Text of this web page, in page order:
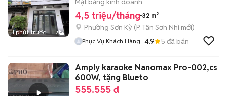
1 phút trước 7
4,5 triệu/tháng 32 m²
Phường Sơn Kỳ (P. Tân Sơn Nhì mới)
Phục Vụ Khách Hàng 4.9 5 đã bán
Amply karaoke Nanomax Pro-002,cs
600W, tặng Blueto
555.555 đ